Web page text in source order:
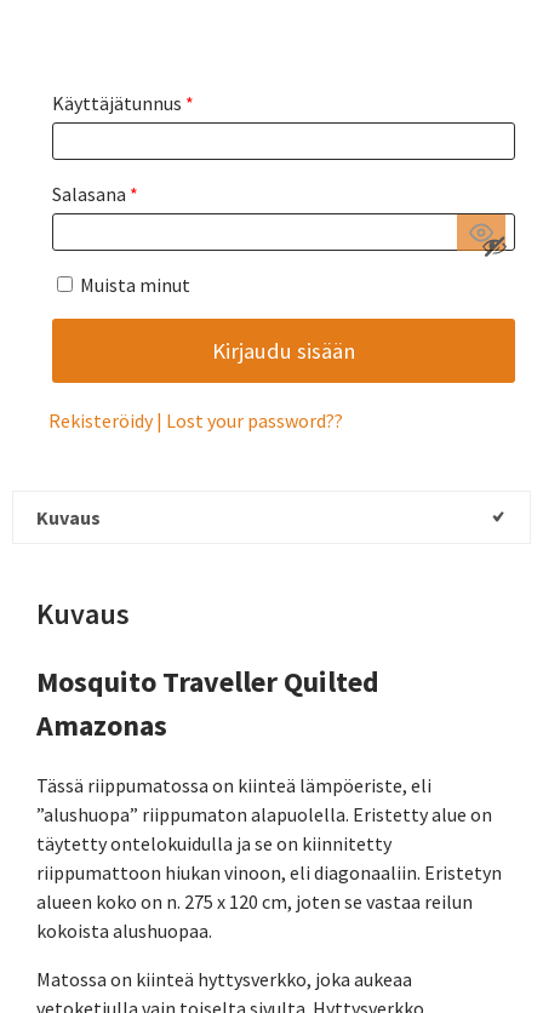
Käyttäjätunnus *
Salasana *
Muista minut
Rekisteröidy Lost your password?
Kuvaus
Kuvaus
Mosquito Traveller Quilted
Amazonas
Tässä riippumatossa on kiinteä lämpöeriste, eli
”alushuopa” riippumaton alapuolella. Eristetty alue on
täytetty ontelokuidulla ja se on kiinnitetty
riippumattoon hiukan vinoon, eli diagonaaliin. Eristetyn
alueen koko on n. 275 x 120 cm, joten se vastaa reilun
kokoista alushuopaa.
Matossa on kiinteä hyttysverkko, joka aukeaa